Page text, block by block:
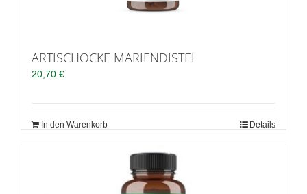
ARTISCHOCKE MARIENDISTEL
20,70 €
In den Warenkorb Details